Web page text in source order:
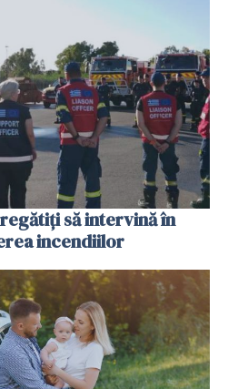
să intervină în
incendiilor